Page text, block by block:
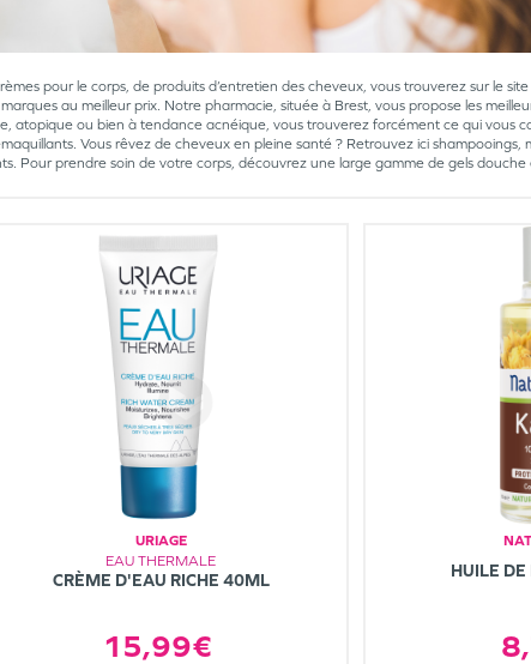
pour le corps, de produits d’entretien des cheveux, vous trouverez sur le
au meilleur prix. Notre pharmacie, située à Brest, vous propose les
atopique ou bien à tendance acnéique, vous trouverez forcément ce qui vous
Vous rêvez de cheveux en pleine santé ? Retrouvez ici shampooings,
Pour prendre soin de votre corps, découvrez une large gamme de gels douche
URIAGE
EAU THERMALE
CRÈME D'EAU RICHE 40ML
15,99€
HUILE